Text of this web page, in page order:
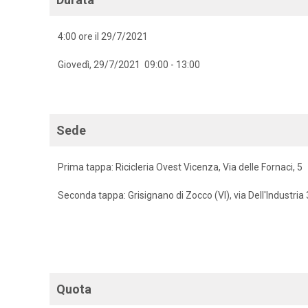
4:00 ore il 29/7/2021
Giovedì, 29/7/2021 09:00 - 13:00
Sede
Prima tappa: Ricicleria Ovest Vicenza, Via delle Fornaci, 5
Seconda tappa: Grisignano di Zocco (VI), via Dell'Industria
Quota